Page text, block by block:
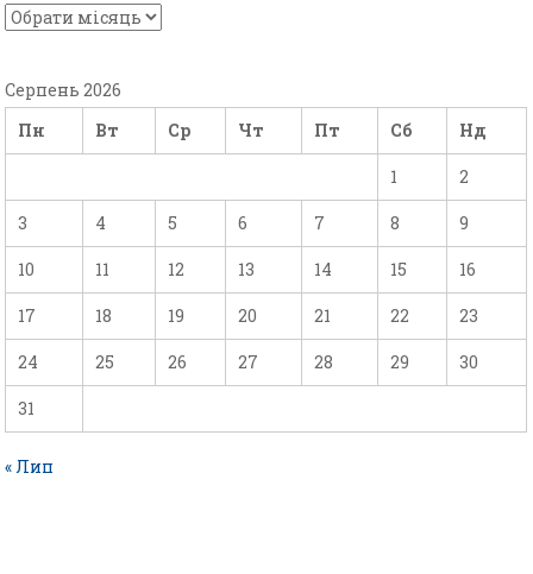
Серпень 2026
Пн
Вт Ср Чт Пт Сб Нд
1 2
3 4 5 6 7 8 9
10 11 12 13 14 15 16
17 18 19 20 21 22 23
24 25 26 27 28 29 30
31
« Лип